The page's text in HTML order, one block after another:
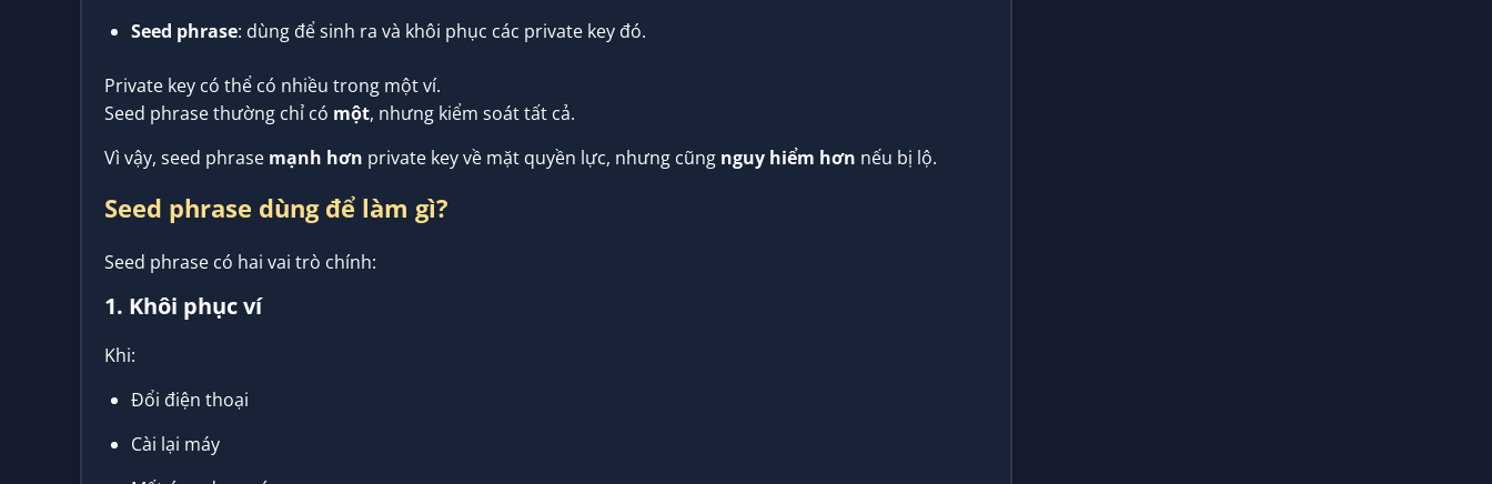
Seed phrase: dùng để sinh ra và khôi phục các private key đó.
Private key có thể có nhiều trong một ví.
Seed phrase thường chỉ có một, nhưng kiểm soát tất cả.
Vì vậy, seed phrase mạnh hơn private key về mặt quyền lực, nhưng cũng nguy hiểm hơn nếu bị lộ.
Seed phrase dùng để làm gì?
Seed phrase có hai vai trò chính:
1. Khôi phục ví
Khi:
Đổi điện thoại
Cài lại máy